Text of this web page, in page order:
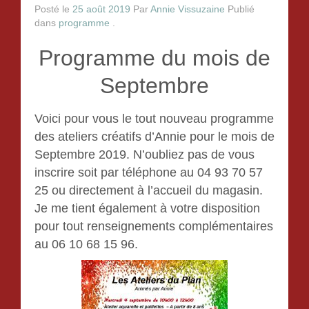
Le collage de serviettes
La porcelaine froide
crochet
La mosaïque
Gouter d’Anniversaire
Tarification
Posté le 25 août 2019 Par Annie Vissuzaine Publié
dans programme .
Programme du mois de
Septembre
Voici pour vous le tout nouveau programme
des ateliers créatifs d’Annie pour le mois de
Septembre 2019. N’oubliez pas de vous
inscrire soit par téléphone au 04 93 70 57
25 ou directement à l’accueil du magasin.
Je me tient également à votre disposition
pour tout renseignements complémentaires
au 06 10 68 15 96.